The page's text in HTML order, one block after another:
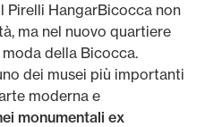
Pirelli HangarBicocca non
ma nel nuovo quartiere
della Bicocca.
dei musei più importanti
moderna e
monumentali ex